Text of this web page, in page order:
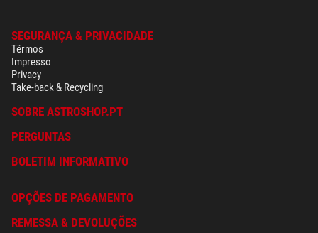
SEGURANÇA & PRIVACIDADE
Têrmos
Impresso
Privacy
Take-back & Recycling
SOBRE ASTROSHOP.PT
PERGUNTAS
BOLETIM INFORMATIVO
OPÇÕES DE PAGAMENTO
REMESSA & DEVOLUÇÕES